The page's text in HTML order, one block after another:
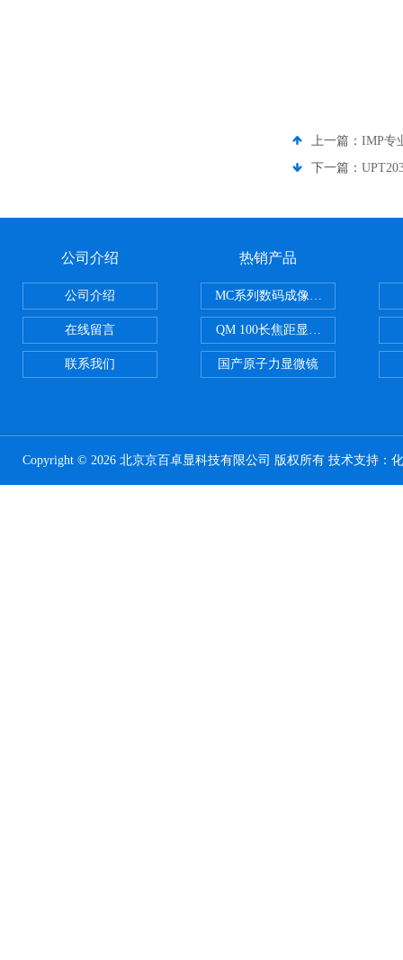
上一篇： IMP专
下一篇：
公司介绍
公司介绍
在线留言
联系我们
热销产品
MC系列数码成像系统
QM 100长焦距显微镜
国产原子力显微镜
Copyright © 2026 北京京百卓显科技有限公司 版权所有 技术支持：